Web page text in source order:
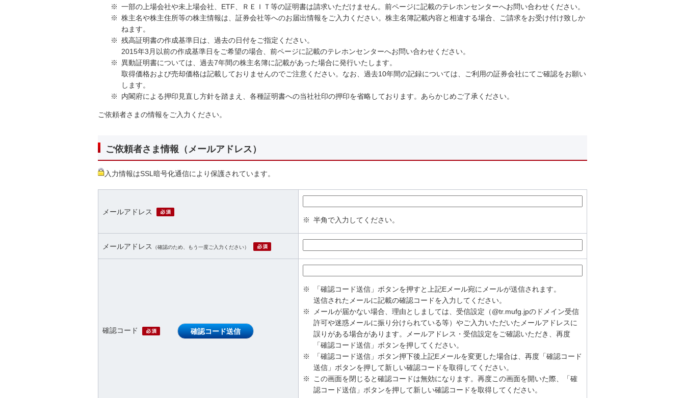
※ 一部の上場会社や未上場会社、ETF、ＲＥＩＴ等の証明書は請求いただけません。前ページに記載のテレホンセンターへお問い合わせください。
※ 株主名や株主住所等の株主情報は、証券会社等へのお届出情報をご入力ください。株主名簿記載内容と相違する場合、ご請求をお受け付け致しか
ねます。
※ 残高証明書の作成基準日は、過去の日付をご指定ください。
2015年3月以前の作成基準日をご希望の場合、前ページに記載のテレホンセンターへお問い合わせください。
※ 異動証明書については、過去7年間の株主名簿に記載があった場合に発行いたします。
取得価格および売却価格は記載しておりませんのでご注意ください。なお、過去10年間の記録については、ご利用の証券会社にてご確認をお願い
します。
※
内閣府による押印見直し方針を踏まえ、各種証明書への当社社印の押印を省略しております。あらかじめご了承ください。
ご依頼者さまの情報をご入力ください。
ご依頼者さま情報（メールアドレス）
入力情報はSSL暗号化通信により保護されています。
メールアドレス
※ 半角で入力してください。
メールアドレス （確認のため、もう一度ご入力ください）
確認コード 確認コード送信
※
「確認コード送信」ボタンを押すと上記Eメール宛にメールが送信されます。
送信されたメールに記載の確認コードを入力してください。
※
メールが届かない場合、理由としましては、受信設定（@tr.mufg.jpのドメイン受信
許可や迷惑メールに振り分けられている等）やご入力いただいたメールアドレスに
誤りがある場合があります。メールアドレス・受信設定をご確認いただき、再度
「確認コード送信」ボタンを押してください。
※
「確認コード送信」ボタン押下後上記Eメールを変更した場合は、再度「確認コード
送信」ボタンを押して新しい確認コードを取得してください。
※
この画面を閉じると確認コードは無効になります。再度この画面を開いた際、「確
認コード送信」ボタンを押して新しい確認コードを取得してください。